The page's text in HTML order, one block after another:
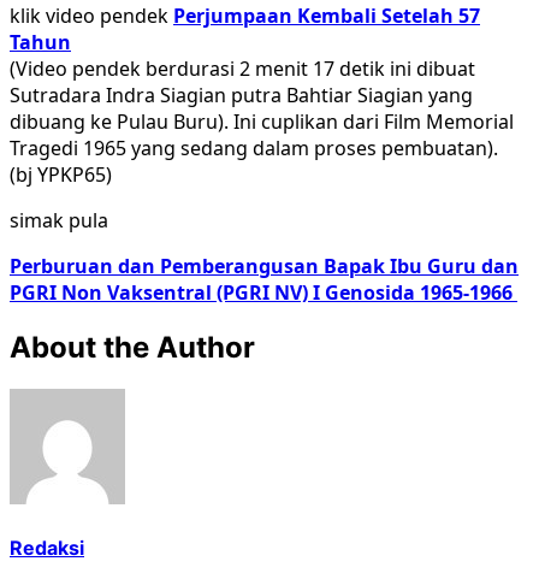
klik video pendek Perjumpaan Kembali Setelah 57
Tahun
(Video pendek berdurasi 2 menit 17 detik ini dibuat
Sutradara Indra Siagian putra Bahtiar Siagian yang
dibuang ke Pulau Buru). Ini cuplikan dari Film Memorial
Tragedi 1965 yang sedang dalam proses pembuatan).
(bj YPKP65)
simak pula
Perburuan dan Pemberangusan Bapak Ibu Guru dan
PGRI Non Vaksentral (PGRI NV) I Genosida 1965-1966
About the Author
Redaksi